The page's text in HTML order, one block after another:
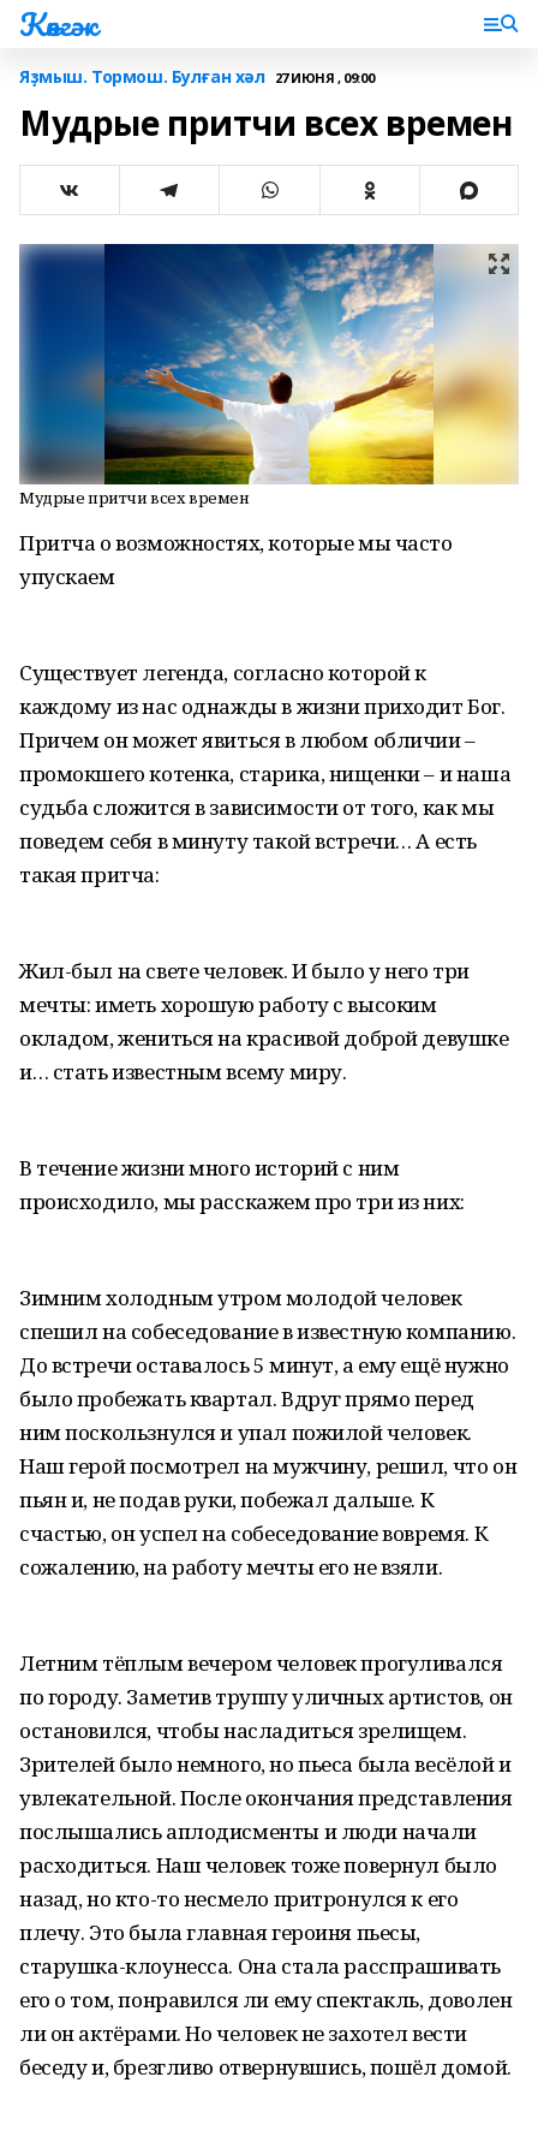
Көнгәк
Яҙмыш. Тормош. Булған хәл 27 ИЮНЯ , 09:00
Мудрые притчи всех времен
Мудрые притчи всех времен
Притча о возможностях, которые мы часто
упускаем
Существует легенда, согласно которой к
каждому из нас однажды в жизни приходит Бог.
Причем он может явиться в любом обличии –
промокшего котенка, старика, нищенки – и наша
судьба сложится в зависимости от того, как мы
поведем себя в минуту такой встречи… А есть
такая притча:
Жил-был на свете человек. И было у него три
мечты: иметь хорошую работу с высоким
окладом, жениться на красивой доброй девушке
и… стать известным всему миру.
В течение жизни много историй с ним
происходило, мы расскажем про три из них:
Зимним холодным утром молодой человек
спешил на собеседование в известную компанию.
До встречи оставалось 5 минут, а ему ещё нужно
было пробежать квартал. Вдруг прямо перед
ним поскользнулся и упал пожилой человек.
Наш герой посмотрел на мужчину, решил, что он
пьян и, не подав руки, побежал дальше. К
счастью, он успел на собеседование вовремя. К
сожалению, на работу мечты его не взяли.
Летним тёплым вечером человек прогуливался
по городу. Заметив труппу уличных артистов, он
остановился, чтобы насладиться зрелищем.
Зрителей было немного, но пьеса была весёлой и
увлекательной. После окончания представления
послышались аплодисменты и люди начали
расходиться. Наш человек тоже повернул было
назад, но кто-то несмело притронулся к его
плечу. Это была главная героиня пьесы,
старушка-клоунесса. Она стала расспрашивать
его о том, понравился ли ему спектакль, доволен
ли он актёрами. Но человек не захотел вести
беседу и, брезгливо отвернувшись, пошёл домой.